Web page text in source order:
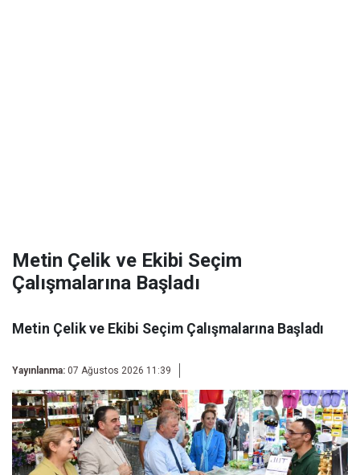
Metin Çelik ve Ekibi Seçim
Çalışmalarına Başladı
Metin Çelik ve Ekibi Seçim Çalışmalarına Başladı
Yayınlanma: 07 Ağustos 2026 11:39